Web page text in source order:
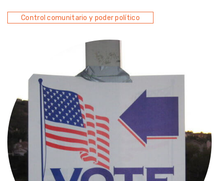
Control comunitario y poder político